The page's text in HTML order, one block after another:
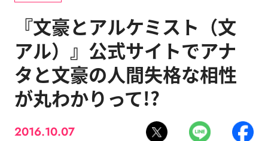
『文豪とアルケミスト（文
アル）』公式サイトでアナ
タと文豪の人間失格な相性
が丸わかりって!?
2016.10.07